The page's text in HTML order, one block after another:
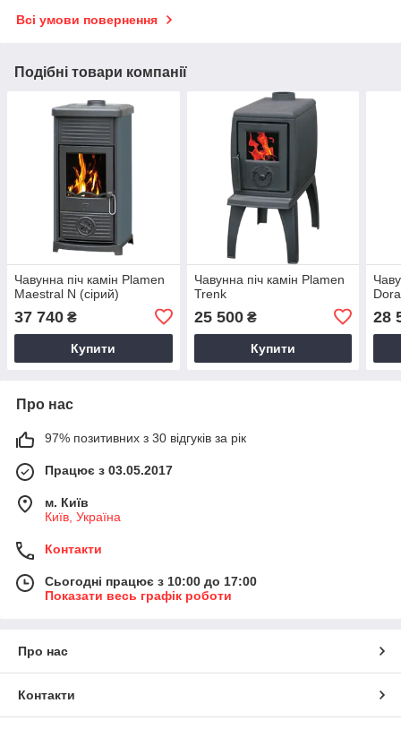
Всі умови повернення
Подібні товари компанії
Чавунна піч камін Plamen
Maestral N (сірий)
37 740 ₴
Купити
Чавунна піч камін Plamen
Trenk
25 500₴
Купити
28
Про нас
97% позитивних з 30 відгуків за рік
Працює з 03.05.2017
м. Київ
Київ, Україна
Контакти
Сьогодні працює з 10:00 до 17:00
Показати весь графік роботи
Про нас
Контакти